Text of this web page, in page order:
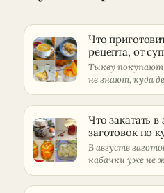
Что
рецепта, от
Тыкву
не знают, куда
собра…
Что закатать в
заготовок по
В августе
кабачки уже не